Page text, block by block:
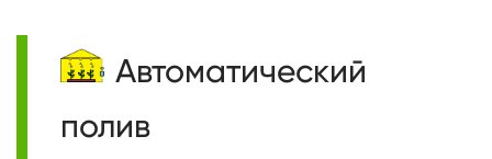
Автоматический
полив